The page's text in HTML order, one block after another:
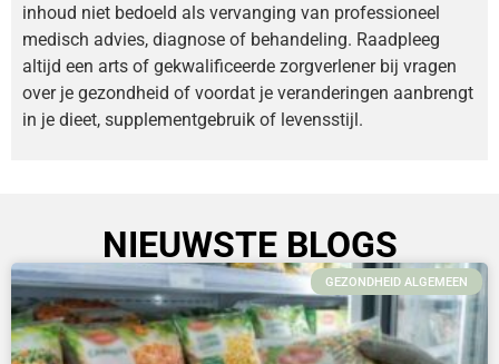
inhoud niet bedoeld als vervanging van professioneel
medisch advies, diagnose of behandeling. Raadpleeg
altijd een arts of gekwalificeerde zorgverlener bij vragen
over je gezondheid of voordat je veranderingen aanbrengt
in je dieet, supplementgebruik of levensstijl.
NIEUWSTE BLOGS
GEZONDHEID ALGEMEEN